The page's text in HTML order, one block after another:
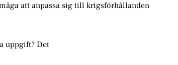
att anpassa sig till krigsförhållanden
uppgift? Det